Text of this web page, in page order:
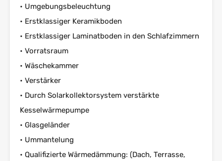
• Umgebungsbeleuchtung
• Erstklassiger Keramikboden
• Erstklassiger Laminatboden in den Schlafzimmern
• Vorratsraum
• Wäschekammer
• Verstärker
• Durch Solarkollektorsystem verstärkte
Kesselwärmepumpe
• Glasgeländer
• Ummantelung
• Qualifizierte Wärmedämmung: (Dach, Terrasse,